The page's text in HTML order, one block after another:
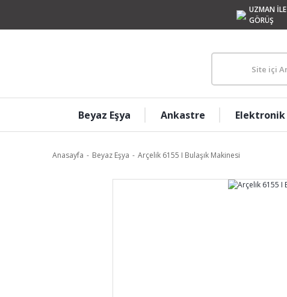
UZMAN İLE
GÖRÜŞ
Beyaz Eşya Ankastre Elektronik
Anasayfa Beyaz Eşya Arçelik 6155 I Bulaşık Makinesi